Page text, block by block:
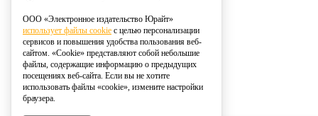
ООО «Электронное издательство Юрайт»
использует файлы cookie с целью персонализации
сервисов и повышения удобства пользования веб-
сайтом. «Cookie» представляют собой небольшие
файлы, содержащие информацию о предыдущих
посещениях веб-сайта. Если вы не хотите
использовать файлы «cookie», измените настройки
браузера.